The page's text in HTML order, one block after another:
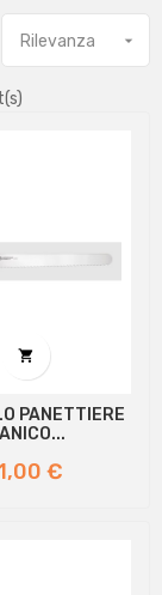
Rilevanza 

PANETTIERE
€